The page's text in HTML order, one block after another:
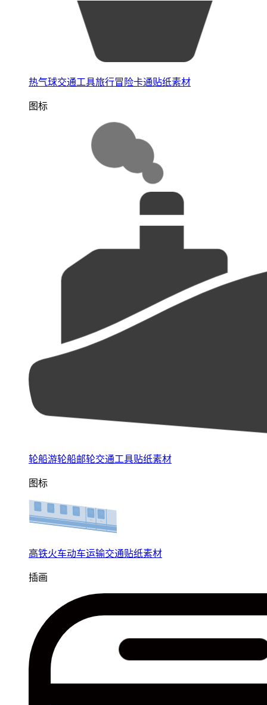
热气球交通工具旅行冒险卡通贴纸素材
图标
轮船游轮船邮轮交通工具贴纸素材
图标
高铁火车动车运输交通贴纸素材
插画